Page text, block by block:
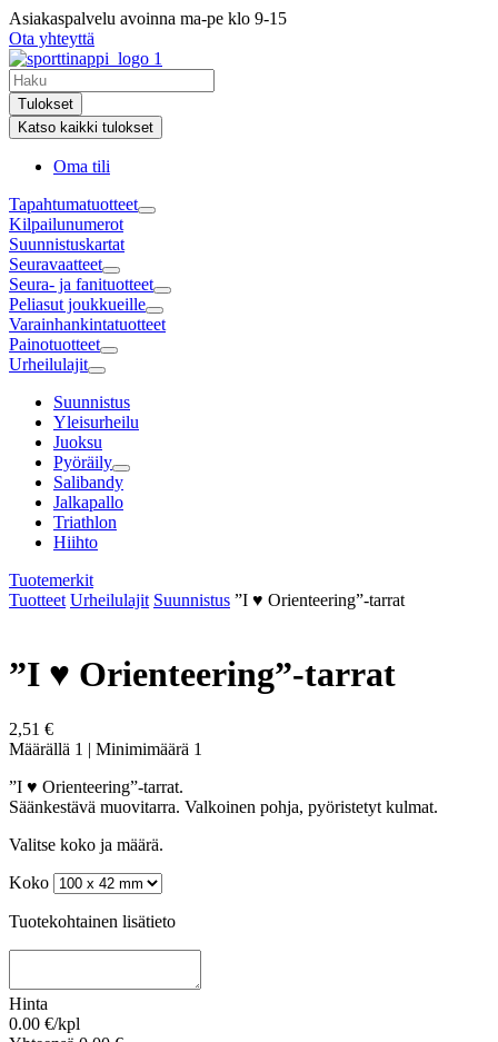
Mene
sisältöön
Asiakaspalvelu avoinna ma-pe klo 9-15
Ota yhteyttä
Search
...Tulokset
Katso kaikki tulokset
Oma tili
Tapahtuma­tuotteet
Kilpailunumerot
Suunnistuskartat
Seuravaatteet
Seura- ja fanituotteet
Peliasut joukkueille
Varainhankintatuotteet
Painotuotteet
Urheilulajit
Suunnistus
Yleisurheilu
Juoksu
Pyöräily
Salibandy
Jalkapallo
Triathlon
Hiihto
Tuotemerkit
Tuotteet Urheilulajit Suunnistus ”I ♥ Orienteering”-tarrat
”I ♥ Orienteering”-tarrat
2,51 €
Määrällä 1 | Minimimäärä 1
”I ♥ Orienteering”-tarrat.
Säänkestävä muovitarra. Valkoinen pohja, pyöristetyt kulmat.
Valitse koko ja määrä.
Koko
Tuotekohtainen lisätieto
Hinta
0.00 €/kpl